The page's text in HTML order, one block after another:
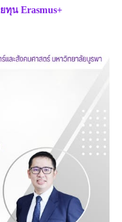
ทุน Erasmus+